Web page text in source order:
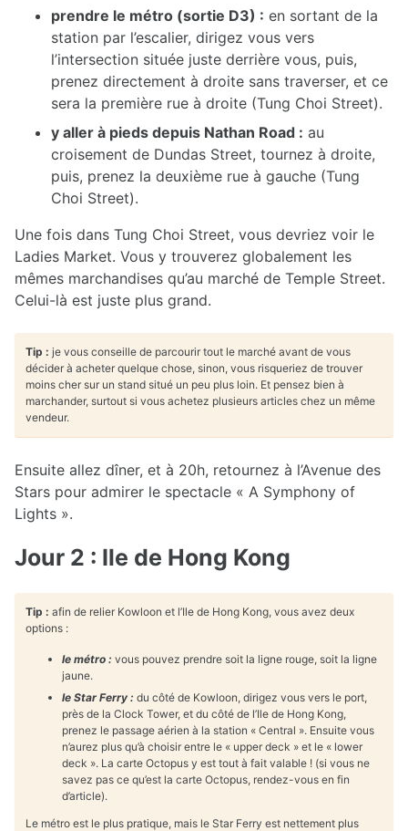
prendre le métro (sortie D3) : en sortant de la
station par l’escalier, dirigez vous vers
l’intersection située juste derrière vous, puis,
prenez directement à droite sans traverser, et ce
sera la première rue à droite (Tung Choi Street).
y aller à pieds depuis Nathan Road : au
croisement de Dundas Street, tournez à droite,
puis, prenez la deuxième rue à gauche (Tung
Choi Street).
Une fois dans Tung Choi Street, vous devriez voir le
Ladies Market. Vous y trouverez globalement les
mêmes marchandises qu’au marché de Temple Street.
Celui-là est juste plus grand.
Tip : je vous conseille de parcourir tout le marché avant de vous
décider à acheter quelque chose, sinon, vous risqueriez de trouver
moins cher sur un stand situé un peu plus loin. Et pensez bien à
marchander, surtout si vous achetez plusieurs articles chez un même
vendeur.
Ensuite allez dîner, et à 20h, retournez à l’Avenue des
Stars pour admirer le spectacle « A Symphony of
Lights ».
Jour 2 : Ile de Hong Kong
Tip : afin de relier Kowloon et l’Ile de Hong Kong, vous avez deux
options :
le métro : vous pouvez prendre soit la ligne rouge, soit la ligne
jaune.
le Star Ferry : du côté de Kowloon, dirigez vous vers le port,
près de la Clock Tower, et du côté de l’Ile de Hong Kong,
prenez le passage aérien à la station « Central ». Ensuite vous
n’aurez plus qu’à choisir entre le « upper deck » et le « lower
deck ». La carte Octopus y est tout à fait valable ! (si vous ne
savez pas ce qu’est la carte Octopus, rendez-vous en fin
d’article).
Le métro est le plus pratique, mais le Star Ferry est nettement plus